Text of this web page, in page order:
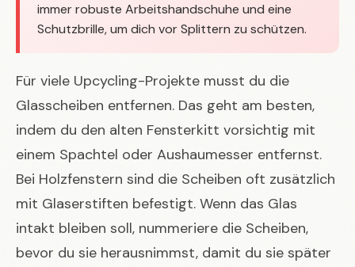
immer robuste Arbeitshandschuhe und eine
Schutzbrille, um dich vor Splittern zu schützen.
Für viele Upcycling-Projekte musst du die
Glasscheiben entfernen. Das geht am besten,
indem du den alten Fensterkitt vorsichtig mit
einem Spachtel oder Aushaumesser entfernst.
Bei Holzfenstern sind die Scheiben oft zusätzlich
mit Glaserstiften befestigt. Wenn das Glas
intakt bleiben soll, nummeriere die Scheiben,
bevor du sie herausnimmst, damit du sie später